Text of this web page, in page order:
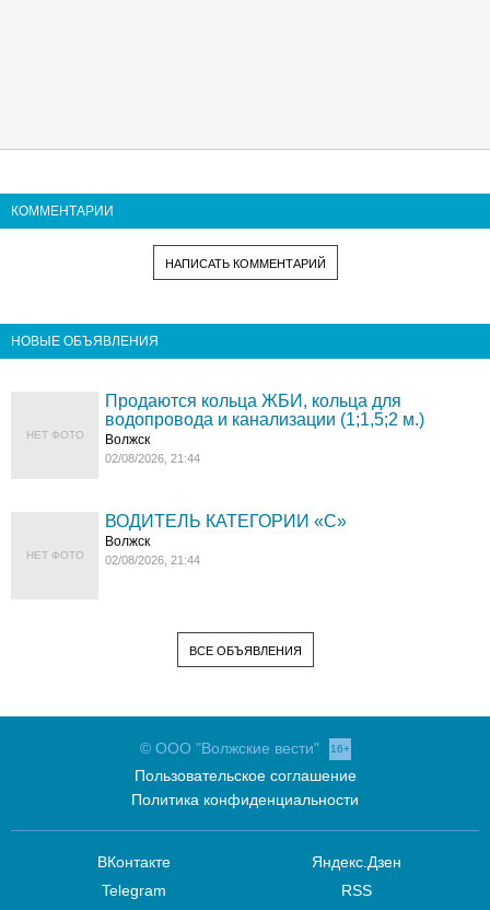
КОММЕНТАРИИ
НАПИСАТЬ КОММЕНТАРИЙ
НОВЫЕ ОБЪЯВЛЕНИЯ
НЕТ ФОТО
Продаются кольца ЖБИ, кольца для
водопровода и канализации (1;1,5;2 м.)
Волжск
02/08/2026, 21:44
НЕТ ФОТО
ВОДИТЕЛЬ КАТЕГОРИИ «C»
Волжск
02/08/2026, 21:44
ВСЕ ОБЪЯВЛЕНИЯ
© ООО "Волжские вести" 16+
Пользовательское соглашение
Политика конфиденциальности
ВКонтакте
Telegram
Яндекс.Дзен
RSS